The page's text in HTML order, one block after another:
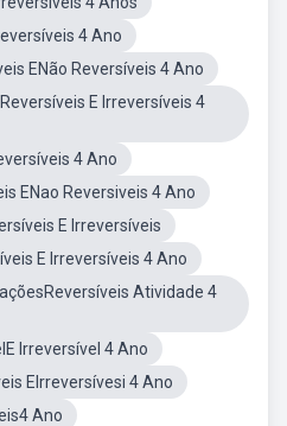
4 Ano
ENão Reversíveis 4 Ano
E Irreversíveis 4
4 Ano
ENao Reversiveis 4 Ano
E Irreversíveis
E Irreversíveis 4 Ano
Atividade 4
Irreversível 4 Ano
EIrreversívesi 4 Ano
Ano